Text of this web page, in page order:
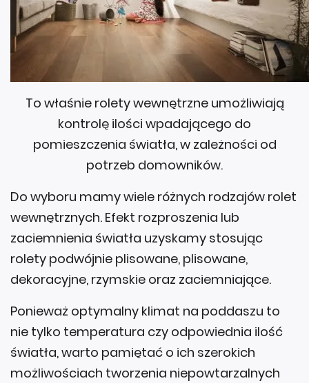
To właśnie rolety wewnętrzne umożliwiają
kontrolę ilości wpadającego do
pomieszczenia światła, w zależności od
potrzeb domowników.
Do wyboru mamy wiele różnych rodzajów rolet
wewnętrznych. Efekt rozproszenia lub
zaciemnienia światła uzyskamy stosując
rolety podwójnie plisowane, plisowane,
dekoracyjne, rzymskie oraz zaciemniające.
Ponieważ optymalny klimat na poddaszu to
nie tylko temperatura czy odpowiednia ilość
światła, warto pamiętać o ich szerokich
możliwościach tworzenia niepowtarzalnych
aranżacji wnętrz.